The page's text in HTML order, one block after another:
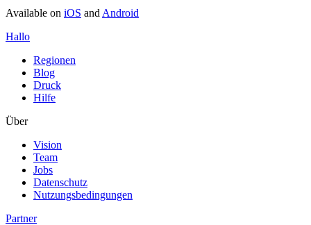
Available on iOS and Android
Hallo
Regionen
Blog
Druck
Hilfe
Über
Vision
Team
Jobs
Datenschutz
Nutzungsbedingungen
Partner